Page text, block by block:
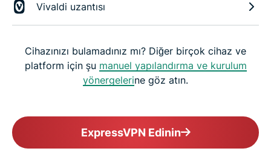
Vivaldi uzantısı
Cihazınızı bulamadınız mı? Diğer birçok cihaz ve
platform için şu manuel yapılandırma ve kurulum
yönergelerine göz atın.
ExpressVPN Edinin